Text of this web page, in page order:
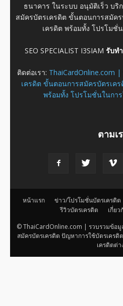
ธนาคาร ในระบบ อนุมัติเร็ว บริ
สมัครบัตรเครดิต ขั้นตอนการสมัค
เครดิต พร้อมทั้ง โปรโมชั่
SEO SPECIALIST I3SIAM รับท
ติดต่อเรา: ThaiCardOnline.com
เครดิต ขั้นตอนการสมัครบัตรเค
พร้อมทั้ง โปรโมชั่นในกา
ตามเ
หน้าแรก ข่าว/โปรโมชั่นบัตรเครดิต
รีวิวบัตรเครดิต
เกี่ย
© ThaiCardOnline.com | รวบรวมข้อ
สมัครบัตรเครดิต ปัญหาการใช้บัตรเครดิ
เครดิตต่า